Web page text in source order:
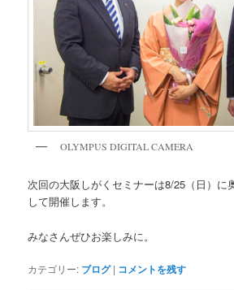
OLYMPUS DIGITAL CAMERA
次回の大阪しがくセミナーは8/25（日）に
して開催します。
みなさんぜひお楽しみに。
カテゴリー: ブログ | コメントを残す